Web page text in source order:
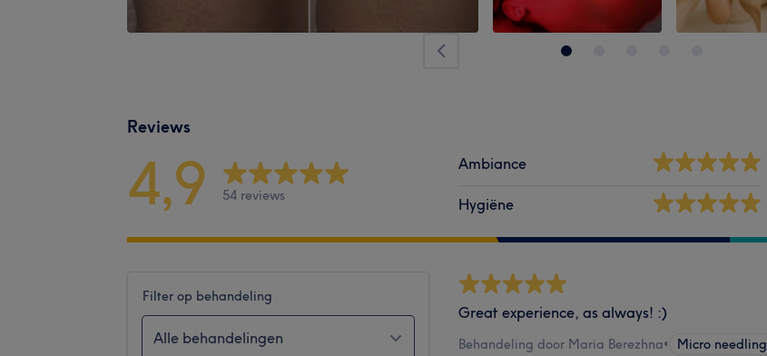
Reviews
4,9 54 reviews
Ambiance
Hygiëne
Filter op behandeling
Alle behandelingen
Great experience, as always! :)
Behandeling door Maria Berezhna• Micro needling